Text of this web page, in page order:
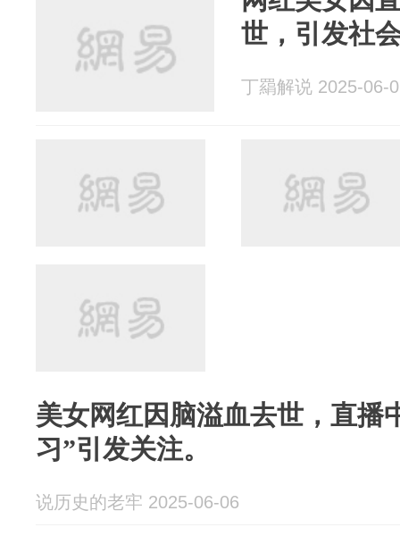
世，引发社
丁羂解说 2025-06-
美女网红因脑溢血去世，直播
习”引发关注。
说历史的老牢 2025-06-06